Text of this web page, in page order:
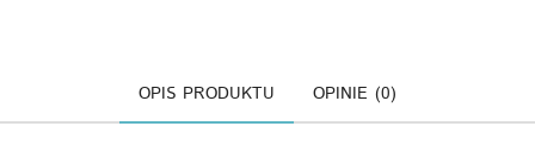
OPIS PRODUKTU OPINIE (0)